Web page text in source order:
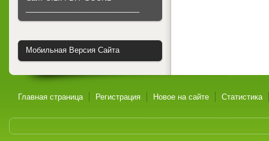
Мобильная Версия Сайта
Главная страница Регистрация Новое на сайте Статистика